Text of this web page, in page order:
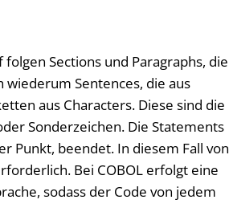
Sections und Paragraphs, die
Sentences, die aus
aus Characters. Diese sind die
Sonderzeichen. Die Statements
Punkt, beendet. In diesem Fall von
Bei COBOL erfolgt eine
sodass der Code von jedem